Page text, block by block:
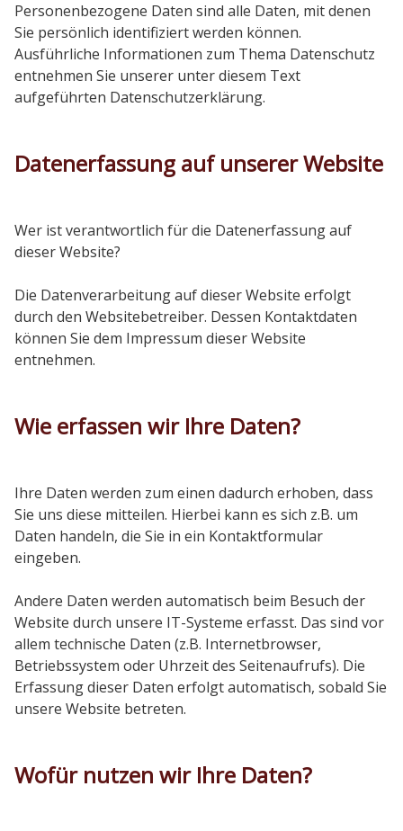
Impressum
Datenschutzerklärung
Personenbezogene Daten sind alle Daten, mit denen
Sie persönlich identifiziert werden können.
Ausführliche Informationen zum Thema Datenschutz
entnehmen Sie unserer unter diesem Text
aufgeführten Datenschutzerklärung.
Datenerfassung auf unserer Website
Wer ist verantwortlich für die Datenerfassung auf
dieser Website?
Die Datenverarbeitung auf dieser Website erfolgt
durch den Websitebetreiber. Dessen Kontaktdaten
können Sie dem Impressum dieser Website
entnehmen.
Wie erfassen wir Ihre Daten?
Ihre Daten werden zum einen dadurch erhoben, dass
Sie uns diese mitteilen. Hierbei kann es sich z.B. um
Daten handeln, die Sie in ein Kontaktformular
eingeben.
Andere Daten werden automatisch beim Besuch der
Website durch unsere IT-Systeme erfasst. Das sind vor
allem technische Daten (z.B. Internetbrowser,
Betriebssystem oder Uhrzeit des Seitenaufrufs). Die
Erfassung dieser Daten erfolgt automatisch, sobald Sie
unsere Website betreten.
Wofür nutzen wir Ihre Daten?